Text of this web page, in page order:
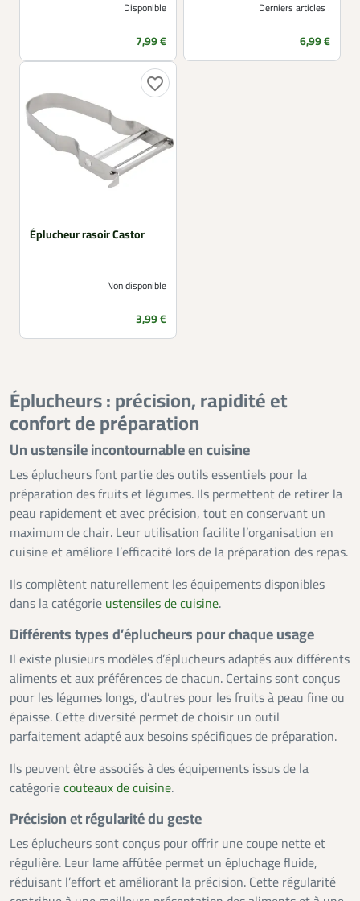
Disponible
Prix
7,99 €
Derniers articles !
Prix
6,99 €
favorite_border
Éplucheur rasoir Castor
Non disponible
Prix
3,99 €
Éplucheurs : précision, rapidité et
confort de préparation
Un ustensile incontournable en cuisine
Les éplucheurs font partie des outils essentiels pour la
préparation des fruits et légumes. Ils permettent de retirer la
peau rapidement et avec précision, tout en conservant un
maximum de chair. Leur utilisation facilite l’organisation en
cuisine et améliore l’efficacité lors de la préparation des repas.
Ils complètent naturellement les équipements disponibles
dans la catégorie ustensiles de cuisine.
Différents types d’éplucheurs pour chaque usage
Il existe plusieurs modèles d’éplucheurs adaptés aux différents
aliments et aux préférences de chacun. Certains sont conçus
pour les légumes longs, d’autres pour les fruits à peau fine ou
épaisse. Cette diversité permet de choisir un outil
parfaitement adapté aux besoins spécifiques de préparation.
Ils peuvent être associés à des équipements issus de la
catégoriecouteaux de cuisine.
Précision et régularité du geste
Les éplucheurs sont conçus pour offrir une coupe nette et
régulière. Leur lame affûtée permet un épluchage fluide,
réduisant l’effort et améliorant la précision. Cette régularité